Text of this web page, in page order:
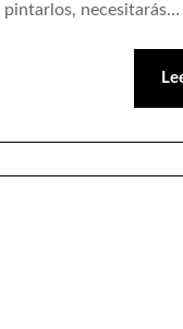
necesitarás…